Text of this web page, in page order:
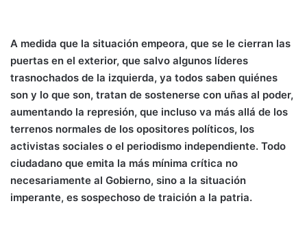
A medida que la situación empeora, que se le cierran las
puertas en el exterior, que salvo algunos líderes
trasnochados de la izquierda, ya todos saben quiénes
son y lo que son, tratan de sostenerse con uñas al poder,
aumentando la represión, que incluso va más allá de los
terrenos normales de los opositores políticos, los
activistas sociales o el periodismo independiente. Todo
ciudadano que emita la más mínima crítica no
necesariamente al Gobierno, sino a la situación
imperante, es sospechoso de traición a la patria.